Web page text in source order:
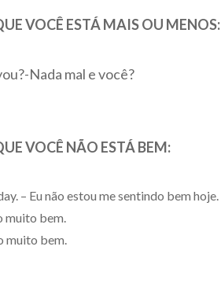
VOCÊ ESTÁ MAIS OU MENOS:
Nada mal e você?
VOCÊ NÃO ESTÁ BEM:
– Eu não estou me sentindo bem hoje.
muito bem.
muito bem.